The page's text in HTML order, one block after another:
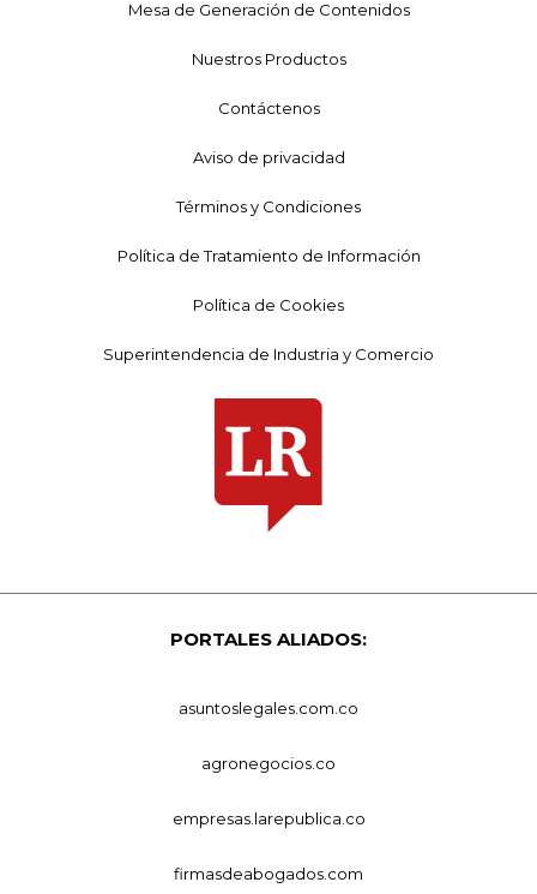
Mesa de Generación de Contenidos
Nuestros Productos
Contáctenos
Aviso de privacidad
Términos y Condiciones
Política de Tratamiento de Información
Política de Cookies
Superintendencia de Industria y Comercio
PORTALES ALIADOS:
asuntoslegales.com.co
agronegocios.co
empresas.larepublica.co
firmasdeabogados.com